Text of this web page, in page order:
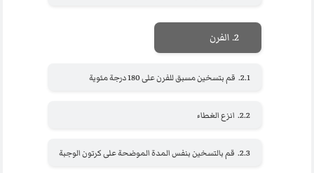
2. الفرن
2.1. قم بتسخين مسبق للفرن على 180 درجة مئوية
2.2. انزع الغطاء
2.3. قم بالتسخين بنفس المدة الموضحة على كرتون الوجبة